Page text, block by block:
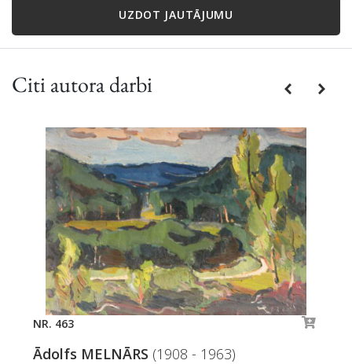
UZDOT JAUTĀJUMU
Citi autora darbi PreviousNext
NR. 463
Ādolfs MELNĀRS (1908 - 1963)